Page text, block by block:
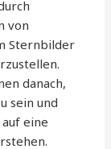
von
Sternbilder
danach,
sein und
auf eine